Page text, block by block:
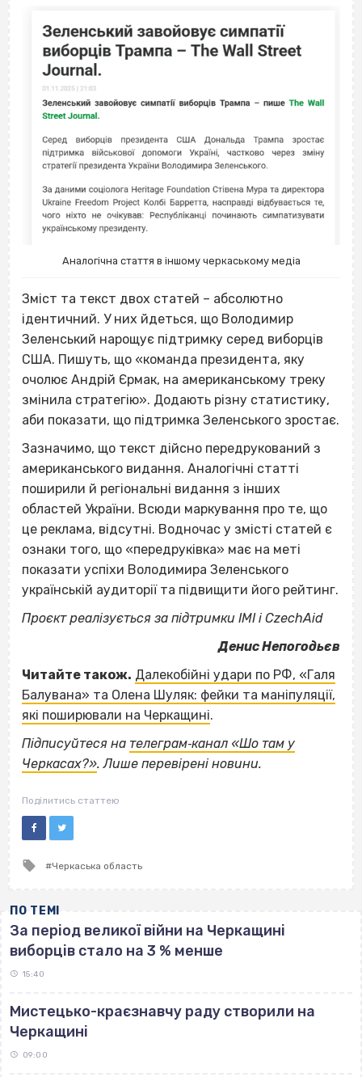
Аналогічна стаття в іншому черкаському медіа
Зміст та текст двох статей – абсолютно
ідентичний. У них йдеться, що Володимир
Зеленський нарощує підтримку серед виборців
США. Пишуть, що «команда президента, яку
очолює Андрій Єрмак, на американському треку
змінила стратегію». Додають різну статистику,
аби показати, що підтримка Зеленського зростає.
Зазначимо, що текст дійсно передрукований з
американського видання. Аналогічні статті
поширили й регіональні видання з інших
областей України. Всюди маркування про те, що
це реклама, відсутні. Водночас у змісті статей є
ознаки того, що «передруківка» має на меті
показати успіхи Володимира Зеленського
українській аудиторії та підвищити його рейтинг.
Проєкт реалізується за підтримки ІМІ і CzechAid
Денис Непогодьєв
Читайте також. Далекобійні удари по РФ, «Галя
Балувана» та Олена Шуляк: фейки та маніпуляції,
які поширювали на Черкащині.
Підписуйтеся на телеграм‐канал «Шо там у
Черкасах?». Лише перевірені новини.
Поділитись статтею
Tagged
Черкаська область
ПО ТЕМІ
За період великої війни на Черкащині
виборців стало на 3 % менше
15:40
Мистецько-краєзнавчу раду створили на
Черкащині
09:00